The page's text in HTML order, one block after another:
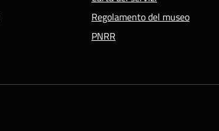
Regolamento del museo
PNRR